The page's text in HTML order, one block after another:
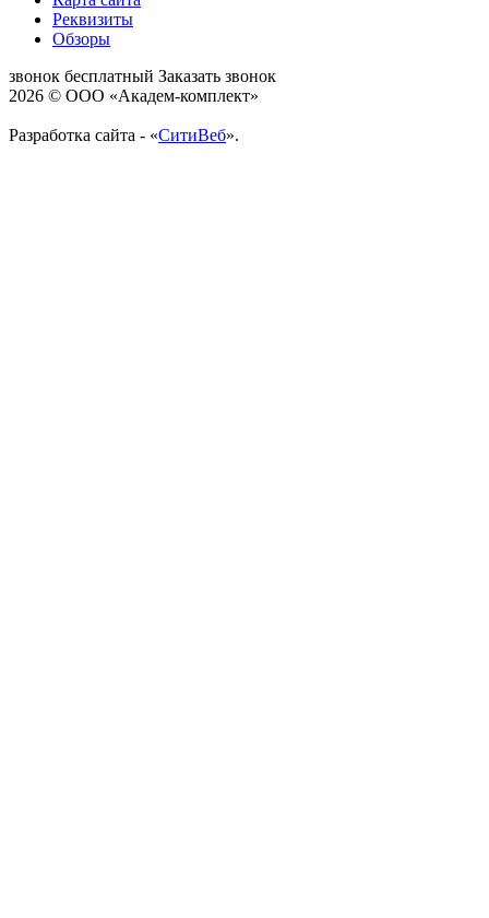
Реквизиты
Обзоры
звонок бесплатный Заказать звонок
2026 © ООО «Академ-комплект»
Разработка сайта - «СитиВеб».